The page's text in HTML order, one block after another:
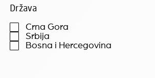
Država
Crna Gora
Srbija
Bosna i Hercegovina